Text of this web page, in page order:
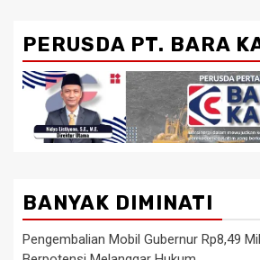
PERUSDA PT. BARA
BANYAK DIMINATI
Pengembalian Mobil Gubernur Rp8,49